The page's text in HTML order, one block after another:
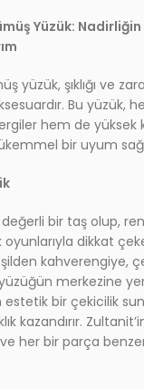
Yüzük:
yüzük, şıklığı ve
Bu yüzük,
hem de yüksek
bir uyum
bir taş olup,
oyunlarıyla dikkat
kahverengiye,
merkezine
estetik bir çekicilik
kazandırır.
her bir parça